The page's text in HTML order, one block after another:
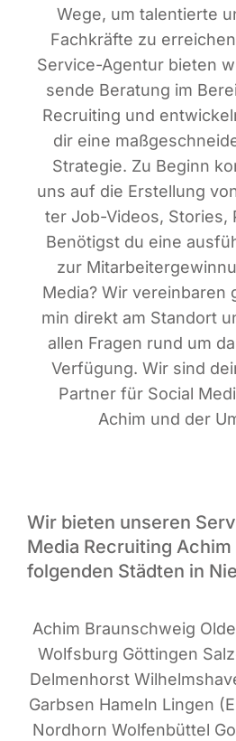
Wege, um talen­tier­te
Fach­kräf­te zu
Ser­vice-Agen­tur bie­ten
sen­de Bera­tung im
Recrui­ting und
dir eine
Stra­te­gie. Zu Beginn
uns auf die Erstel­lung
ter Job-Vide­os, Sto­ries,
Benö­tigst du eine
zur
Media? Wir
min direkt am Stand­ort
allen Fra­gen rund um
Ver­fü­gung. Wir sind
Part­ner für Social
Achim und der
Wir bieten unseren
Media Recruiting
folgenden Städten in
Achim Braun­schweig
Wolfs­burg Göt­tin­gen
Del­men­horst
Garb­sen Hameln Lin­gen
Nord­horn Wol­fen­büt­tel